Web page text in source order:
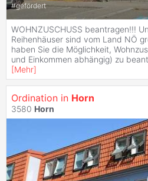
#gefördert
WOHNZUSCHUSS beantragen!!!
Reihenhäuser sind vom Land NÖ
haben Sie die Möglichkeit,
und Einkommen abhängig) zu
[Mehr]
Ordination in Horn
3580 Horn